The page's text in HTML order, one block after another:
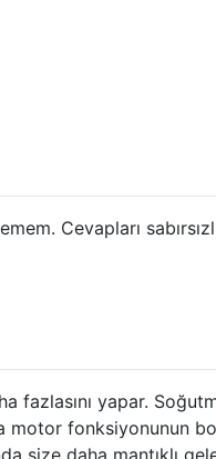
Cevapları
fazlasını yapar.
motor fonksiyonunun
size daha mantıklı